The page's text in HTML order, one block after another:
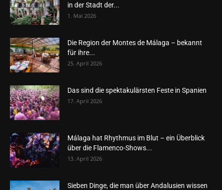
in der Stadt der...
1. Mai 2026
Die Region der Montes de Málaga – bekannt
für ihre...
25. April 2026
Das sind die spektakulärsten Feste in Spanien
17. April 2026
Málaga hat Rhythmus im Blut – ein Überblick
über die Flamenco-Shows...
13. April 2026
Sieben Dinge, die man über Andalusien wissen